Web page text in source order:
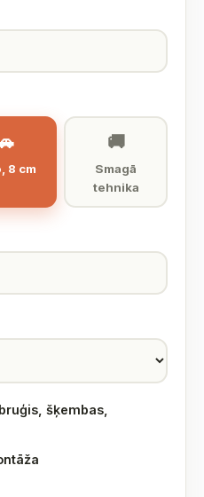
8 cm
🚚
Smagā
tehnika
šķembas,